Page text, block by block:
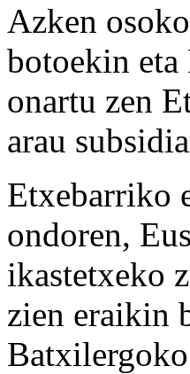
Azken
botoekin
onartu zen
arau
Etxebarriko
ondoren,
ikastetxeko
zien eraikin